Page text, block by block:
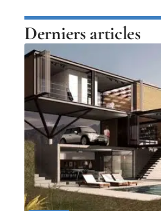
Derniers articles